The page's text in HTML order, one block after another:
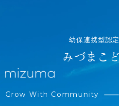
幼保連携型認
みづまこ
Grow With Community